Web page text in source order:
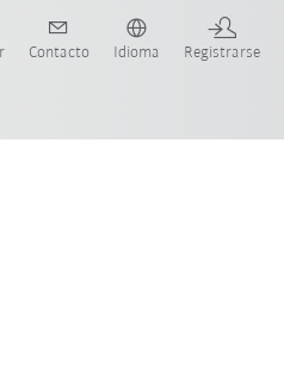
Contacto Idioma Registrarse